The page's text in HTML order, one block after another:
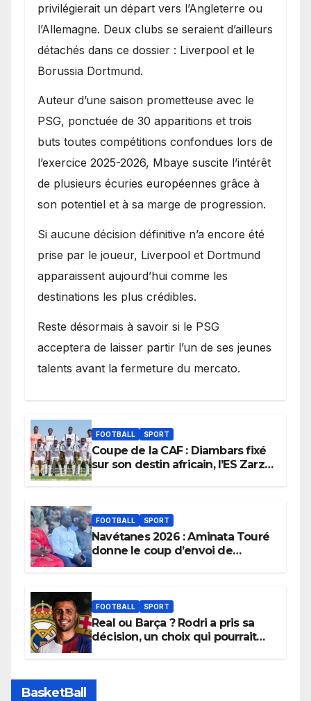
privilégierait un départ vers l’Angleterre ou
l’Allemagne. Deux clubs se seraient d’ailleurs
détachés dans ce dossier : Liverpool et le
Borussia Dortmund.
Auteur d’une saison prometteuse avec le
PSG, ponctuée de 30 apparitions et trois
buts toutes compétitions confondues lors de
l’exercice 2025-2026, Mbaye suscite l’intérêt
de plusieurs écuries européennes grâce à
son potentiel et à sa marge de progression.
Si aucune décision définitive n’a encore été
prise par le joueur, Liverpool et Dortmund
apparaissent aujourd’hui comme les
destinations les plus crédibles.
Reste désormais à savoir si le PSG
acceptera de laisser partir l’un de ses jeunes
talents avant la fermeture du mercato.
FOOTBALL SPORT
Coupe de la CAF : Diambars fixé
sur son destin africain, l’ES Zarzis
FOOTBALL SPORT
Navétanes 2026 : Aminata Touré
donne le coup d’envoi de
apaisées.
FOOTBALL SPORT
Real ou Barça ? Rodri a pris sa
décision, un choix qui pourrait
BasketBall